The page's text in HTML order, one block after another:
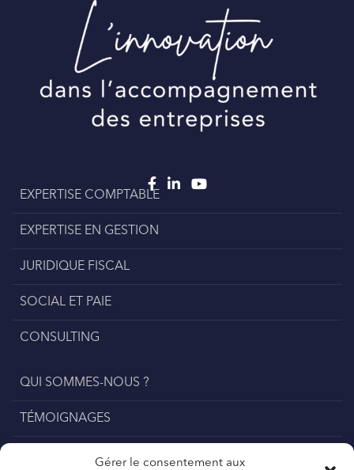
Gérer le consentement aux
EXPERTISE COMPTABLE
EXPERTISE EN GESTION
JURIDIQUE FISCAL
SOCIAL ET PAIE
CONSULTING
QUI SOMMES-NOUS ?
TÉMOIGNAGES
DEVENIR UN EXPERT